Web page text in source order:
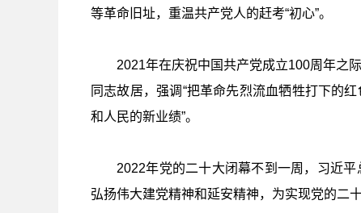
等革命旧址，重温共产党人的赶考“初心”。
2021年在庆祝中国共产党成立100周年之
同志故居，强调“把革命先烈流血牺牲打下的
和人民的新业绩”。
2022年党的二十大闭幕不到一周，习近
弘扬伟大建党精神和延安精神，为实现党的二